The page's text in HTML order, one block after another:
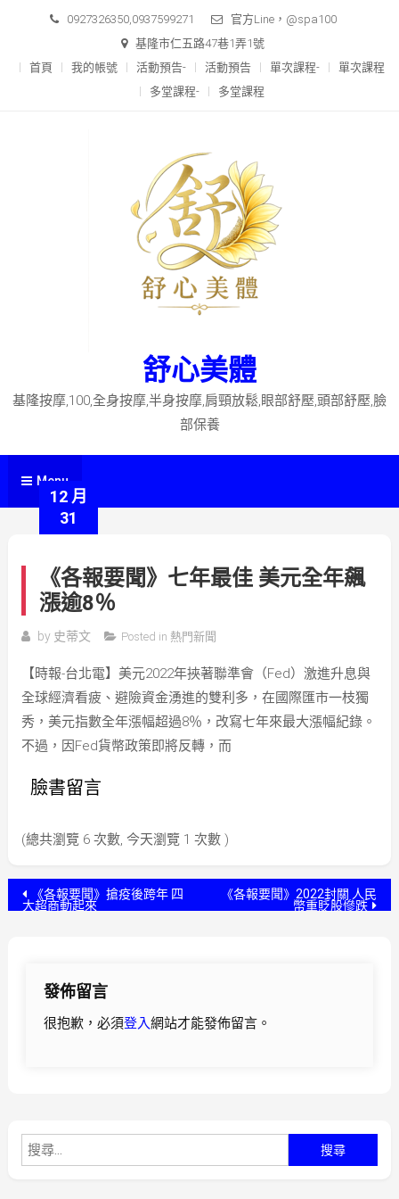
content
0927326350,0937599271
官方Line，@spa100
基隆市仁五路47巷1弄1號
首頁
我的帳號 活動預告- 活動預告 單次課程-
單次課程
多堂課程-
多堂課程
舒心美體
基隆按摩,100,全身按摩,半身按摩,肩頸放鬆,眼部舒壓,頭部舒壓,臉
部保養
Menu
12 月
31
《各報要聞》七年最佳 美元全年飆
漲逾8％
by 史蒂文 Posted in 熱門新聞
【時報-台北電】美元2022年挾著聯準會（Fed）激進升息與
全球經濟看疲、避險資金湧進的雙利多，在國際匯市一枝獨
秀，美元指數全年漲幅超過8％，改寫七年來最大漲幅紀錄。
不過，因Fed貨幣政策即將反轉，而
臉書留言
(總共瀏覽 6 次數, 今天瀏覽 1 次數 )
文 《各報要聞》搶疫後跨年 四
大超商動起來
《各報要聞》2022封關 人民
幣重貶股慘跌
發佈留言
很抱歉，必須登入網站才能發佈留言。
尋